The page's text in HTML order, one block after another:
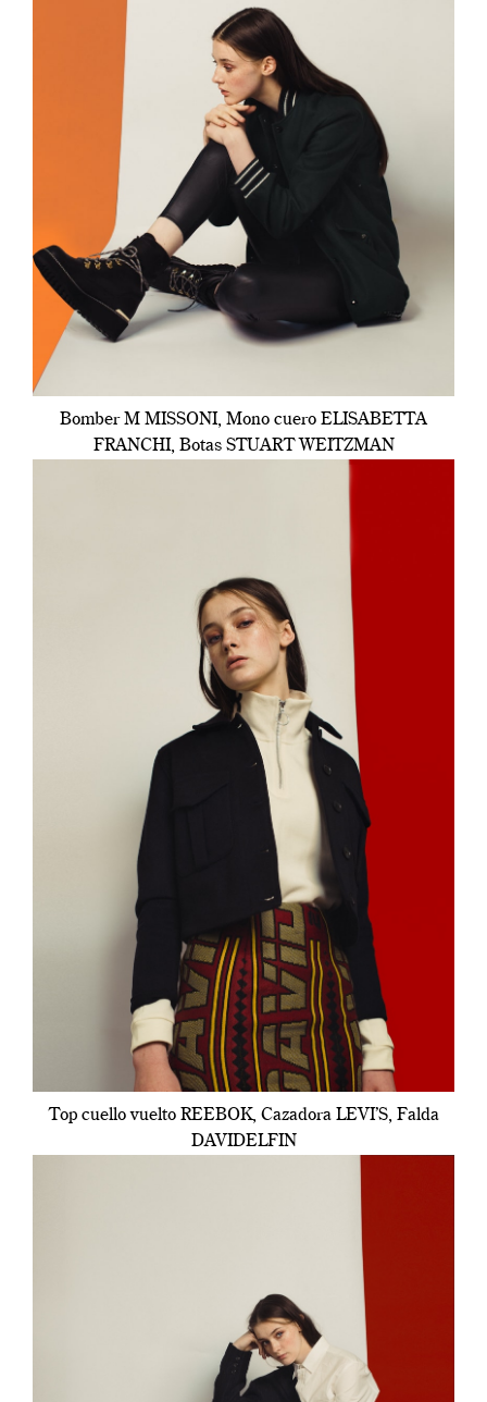
Bomber M MISSONI, Mono cuero ELISABETTA
FRANCHI, Botas STUART WEITZMAN
Top cuello vuelto REEBOK, Cazadora LEVI’S, Falda
DAVIDELFIN